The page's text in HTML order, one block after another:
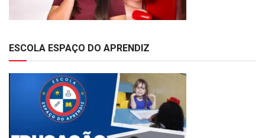
ESCOLA ESPAÇO DO APRENDIZ